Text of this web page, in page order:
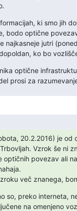
ki smo jih
bodo optične
najkasneje jutri
ko bo
optične
prosi za
20.2.2016) je od
Vzrok še ni
optičnih povezav ali
več znanega,
so, preko interneta,
na omenjeno